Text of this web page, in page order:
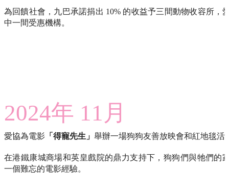
為回饋社會，九巴承諾捐出 10% 的收益予三間動物收容所，
中一間受惠機構。
2024年 11月
愛協為電影 「得寵先生」 舉辦一場狗狗友善放映會和紅地毯活
在港鐵康城商場和英皇戲院的鼎力支持下，狗狗們與牠們的
一個難忘的電影經驗。